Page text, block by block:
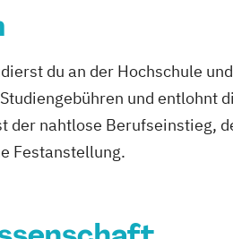
du an der Hochschule
und
der nahtlose Berufseinstieg,
Festanstellung.